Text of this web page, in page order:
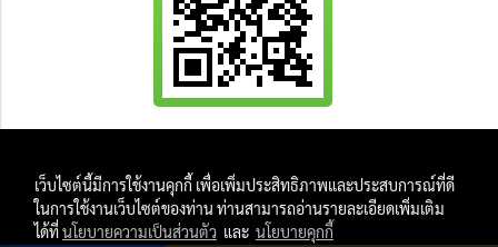
And
All Photo in this website were taken by
เว็บไซต์นี้มีการใช้งานคุกกี้ เพื่อเพิ่มประสิทธิภาพและประสบการณ์ที่ดี
ในการใช้งานเว็บไซต์ของท่าน ท่านสามารถอ่านรายละเอียดเพิ่มเติม
ได้ที่นโยบายความเป็นส่วนตัว และ นโยบายคุกกี้